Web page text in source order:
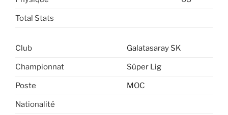
Total Stats
Club Galatasaray SK
Championnat Süper Lig
Poste MOC
Nationalité